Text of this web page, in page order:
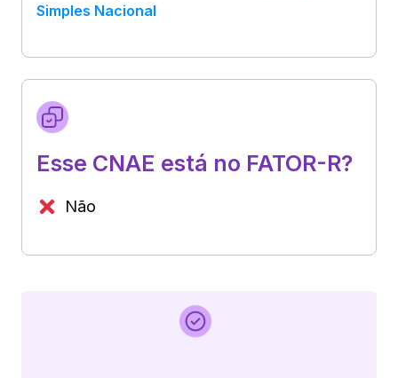
Simples Nacional
Esse CNAE está no FATOR-R?
Não